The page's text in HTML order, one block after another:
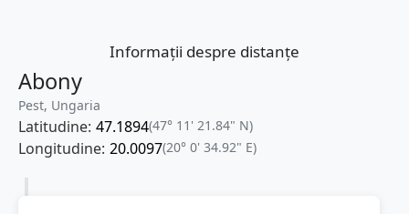
Informații despre distanțe
Abony
Pest, Ungaria
Latitudine: 47.1894(47° 11' 21.84" N)
Longitudine: 20.0097(20° 0' 34.92" E)